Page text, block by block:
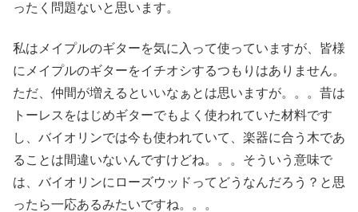
ったく問題ないと思います。
私はメイプルのギターを気に入って使っていますが、皆様
にメイプルのギターをイチオシするつもりはありません。
ただ、仲間が増えるといいなぁとは思いますが。。。昔は
トーレスをはじめギターでもよく使われていた材料です
し、バイオリンでは今も使われていて、楽器に合う木であ
ることは間違いないんですけどね。。。そういう意味で
は、バイオリンにローズウッドってどうなんだろう？と思
ったら一応あるみたいですね。。。